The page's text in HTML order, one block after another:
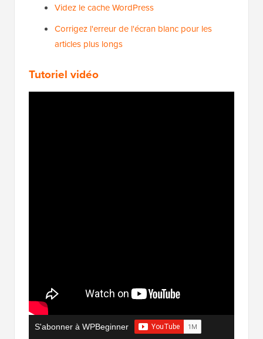
Videz le cache WordPress
Corrigez l'erreur de l'écran blanc pour les
articles plus longs
Tutoriel vidéo
S'abonner à WPBeginner